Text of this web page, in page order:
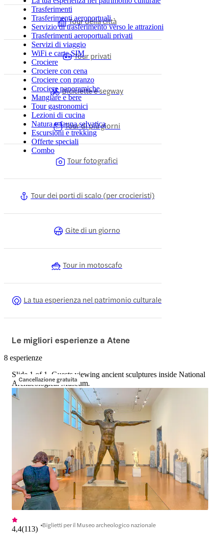
Trasferimenti
Trasferimenti aeroportuali
Servizio di trasferimento verso le attrazioni
Trasferimenti aeroportuali privati
Servizi di viaggio
WiFi e carte SIM
Crociere
Crociere con cena
Crociere con pranzo
Crociere panoramiche
Mangiare e bere
Tour gastronomici
Lezioni di cucina
Natura e fauna selvatica
Escursioni e trekking
Offerte speciali
Combo
Tour della città
Tour privati
Biciclette e segway
Tour di più giorni
Tour fotografici
Tour dei porti di scalo (per crocieristi)
Gite di un giorno
Tour in motoscafo
La tua esperienza nel patrimonio culturale
Le migliori esperienze a Atene
8 esperienze
Cancellazione gratuita
Slide 1 of 1, Guests viewing ancient sculptures inside National
Archaeological Museum.
4,4(113) Biglietti per il Museo archeologico nazionale